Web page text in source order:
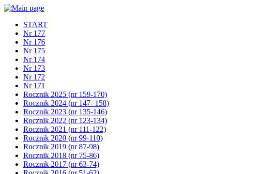
START
Nr 177
Nr 176
Nr 175
Nr 174
Nr 173
Nr 172
Nr 171
Rocznik 2025 (nr 159-170)
Rocznik 2024 (nr 147- 158)
Rocznik 2023 (nr 135-146)
Rocznik 2022 (nr 123-134)
Rocznik 2021 (nr 111-122)
Rocznik 2020 (nr 99-110)
Rocznik 2019 (nr 87-98)
Rocznik 2018 (nr 75-86)
Rocznik 2017 (nr 63-74)